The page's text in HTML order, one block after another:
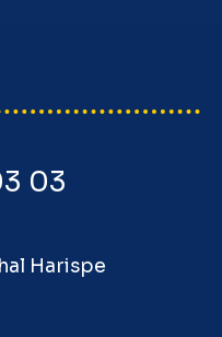
03
Harispe